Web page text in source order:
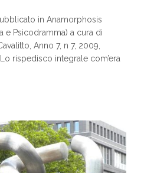
in Anamorphosis
e Psicodramma) a cura di
Anno 7, n 7, 2009,
rispedisco integrale com’era